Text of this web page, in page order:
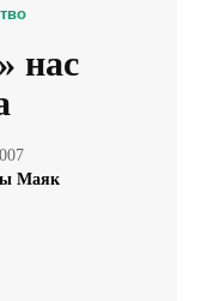
нас
Маяк